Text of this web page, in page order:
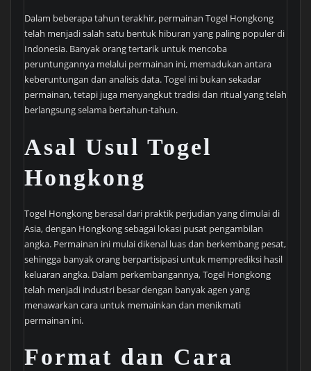
Dalam beberapa tahun terakhir, permainan Togel Hongkong
telah menjadi salah satu bentuk hiburan yang paling populer di
Indonesia. Banyak orang tertarik untuk mencoba
peruntungannya melalui permainan ini, memadukan antara
keberuntungan dan analisis data. Togel ini bukan sekadar
permainan, tetapi juga menyangkut tradisi dan ritual yang telah
berlangsung selama bertahun-tahun.
Asal Usul Togel
Hongkong
Togel Hongkong berasal dari praktik perjudian yang dimulai di
Asia, dengan Hongkong sebagai lokasi pusat pengambilan
angka. Permainan ini mulai dikenal luas dan berkembang pesat,
sehingga banyak orang berpartisipasi untuk memprediksi hasil
keluaran angka. Dalam perkembangannya, Togel Hongkong
telah menjadi industri besar dengan banyak agen yang
menawarkan cara untuk memainkan dan menikmati
permainan ini.
Format dan Cara